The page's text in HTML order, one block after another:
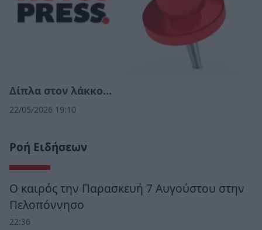
Δίπλα στον λάκκο…
22/05/2026 19:10
Ροή Ειδήσεων
Ο καιρός την Παρασκευή 7 Αυγούστου στην
Πελοπόννησο
22:36